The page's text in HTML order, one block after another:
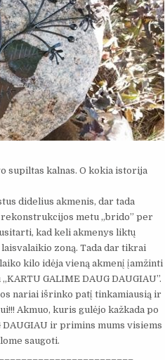
supiltas kalnas. O kokia istorija
didelius akmenis, dar tada
rekonstrukcijos metu „brido” per
kad keli akmenys liktų
zoną. Tada dar tikrai
kilo idėja vieną akmenį įamžinti
GALIME DAUG DAUGIAU”.
nariai išrinko patį tinkamiausią ir
Akmuo, kuris gulėjo kažkada po
DAUGIAU ir primins mums visiems
saugoti.